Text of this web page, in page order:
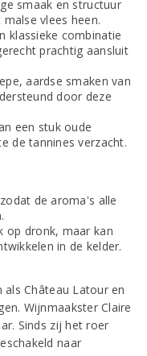
smaak en structuur
vlees heen.
klassieke combinatie
prachtig aansluit
aardse smaken van
door deze
een stuk oude
de tannines verzacht.
de aroma's alle
op dronk, maar kan
in de kelder.
als Château Latour en
Wijnmaakster Claire
Sinds zij het roer
naar